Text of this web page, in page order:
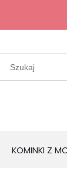
KOMINKI Z